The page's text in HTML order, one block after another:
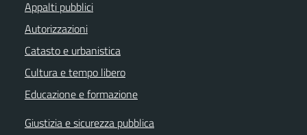
Appalti pubblici
Autorizzazioni
Catasto e urbanistica
Cultura e tempo libero
Educazione e formazione
Giustizia e sicurezza pubblica